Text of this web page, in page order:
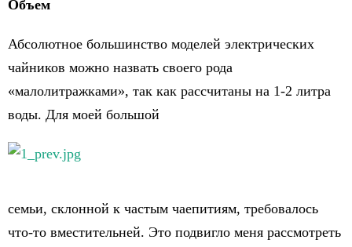
Объем
Абсолютное большинство моделей электрических
чайников можно назвать своего рода
«малолитражками», так как рассчитаны на 1-2 литра
воды. Для моей большой
семьи, склонной к частым чаепитиям, требовалось
что-то вместительней. Это подвигло меня рассмотреть